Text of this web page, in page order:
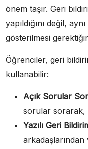
önem taşır. Geri
yapıldığını değil,
gösterilmesi
Öğrenciler, geri
kullanabilir:
Açık Sorular
sorular sorarak,
Yazılı Geri